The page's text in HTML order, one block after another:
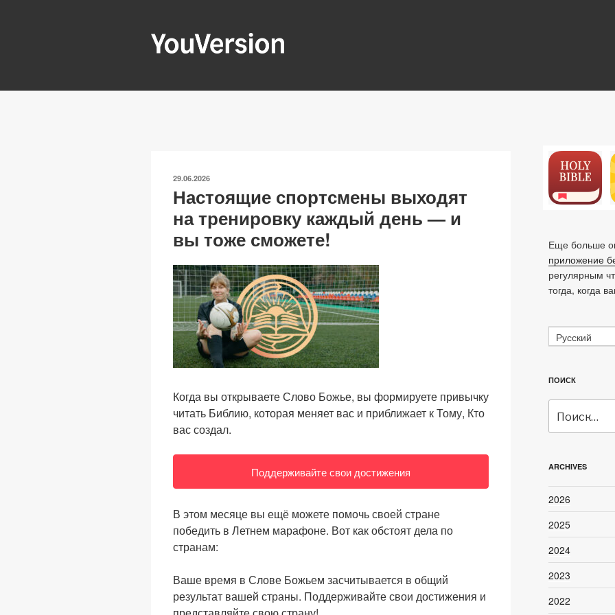
ОПУБЛИКОВАНО
29.06.2026
Настоящие спортсмены выходят
на тренировку каждый день — и
вы тоже сможете!
Когда вы открываете Слово Божье, вы формируете привычку
читать Библию, которая меняет вас и приближает к Тому, Кто
вас создал.
Поддерживайте свои достижения
В этом месяце вы ещё можете помочь своей стране
победить в Летнем марафоне. Вот как обстоят дела по
странам:
Ваше время в Слове Божьем засчитывается в общий
результат вашей страны. Поддерживайте свои достижения и
Еще больше
приложение
регулярным
тогда, когда
Русский
ПОИСК
ARCHIVES
2026
2025
2024
2023
2022